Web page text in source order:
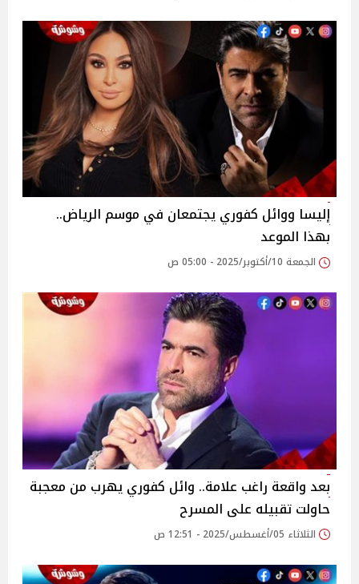
إليسا ووائل كفوري يجتمعان في موسم الرياض..
بهذا الموعد
الجمعة 10/أكتوبر/2025 - 05:00 ص
بعد واقعة راغب علامة.. وائل كفوري يهرب من معجبة
حاولت تقبيله على المسرح‎
الثلاثاء 05/أغسطس/2025 - 12:51 ص